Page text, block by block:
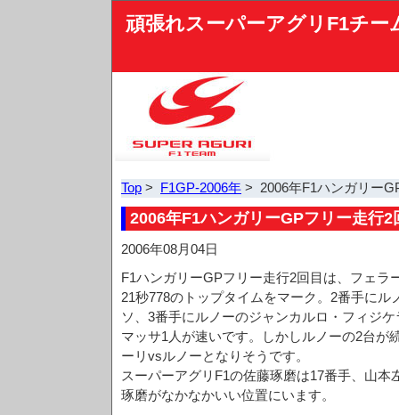
頑張れスーパーアグリF1チー
Top > F1GP-2006年 > 2006年F1ハンガリー
2006年F1ハンガリーGPフリー走行2
2006年08月04日
F1ハンガリーGPフリー走行2回目は、フェラ
21秒778のトップタイムをマーク。2番手にル
ソ、3番手にルノーのジャンカルロ・フィジ
マッサ1人が速いです。しかしルノーの2台が
ーリvsルノーとなりそうです。
スーパーアグリF1の佐藤琢磨は17番手、山本
琢磨がなかなかいい位置にいます。